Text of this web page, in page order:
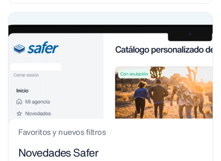
Favoritos y nuevos filtros
Novedades Safer